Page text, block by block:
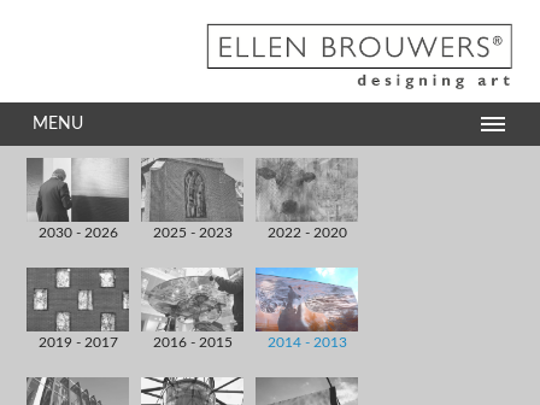
MENU
2030 - 2026 2025 - 2023 2022 - 2020
2019 - 2017 2016 - 2015 2014 - 2013